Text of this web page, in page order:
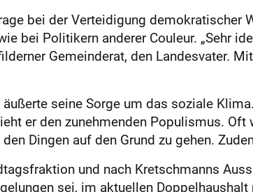
bei der Verteidigung demokratischer
bei Politikern anderer Couleur. „Sehr
Gemeinderat, den Landesvater.
seine Sorge um das soziale
er den zunehmenden Populismus. Oft
Dingen auf den Grund zu gehen.
und nach Kretschmanns
sei, im aktuellen